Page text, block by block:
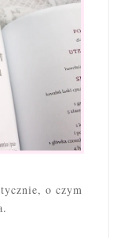
o czym